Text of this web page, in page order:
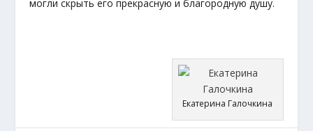
могли скрыть его прекрасную и благородную душу.
Екатерина Галочкина